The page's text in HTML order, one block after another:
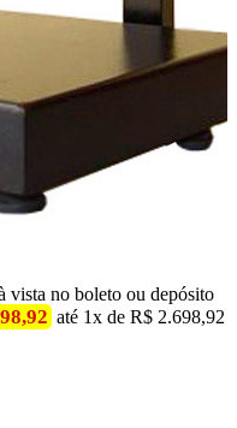
vista no boleto ou depósito
até 1x de R$ 2.698,92